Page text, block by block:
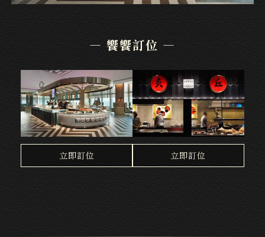
— 饗饗訂位 —
微風店 立即訂位 新莊店 立即訂位